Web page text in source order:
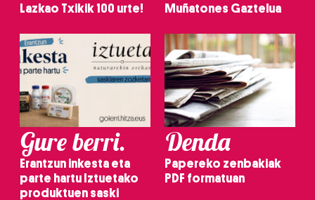
Lazkao Txikik 100 urte! Muñatones Gaztelua
Gure berri.
Erantzun inkesta eta
parte hartu Iztuetako
produktuen saski
Denda
Papereko zenbakiak
PDF formatuan